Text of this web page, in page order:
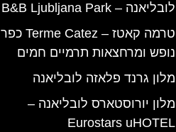
לובליאנה – B&B Ljubljana Park
טרמה קאטז – Terme Catez כפר
נופש ומרחצאות תרמיים חמים
מלון גרנד פלאזה לובליאנה
מלון יורוסטארס לובליאנה –
Eurostars uHOTEL